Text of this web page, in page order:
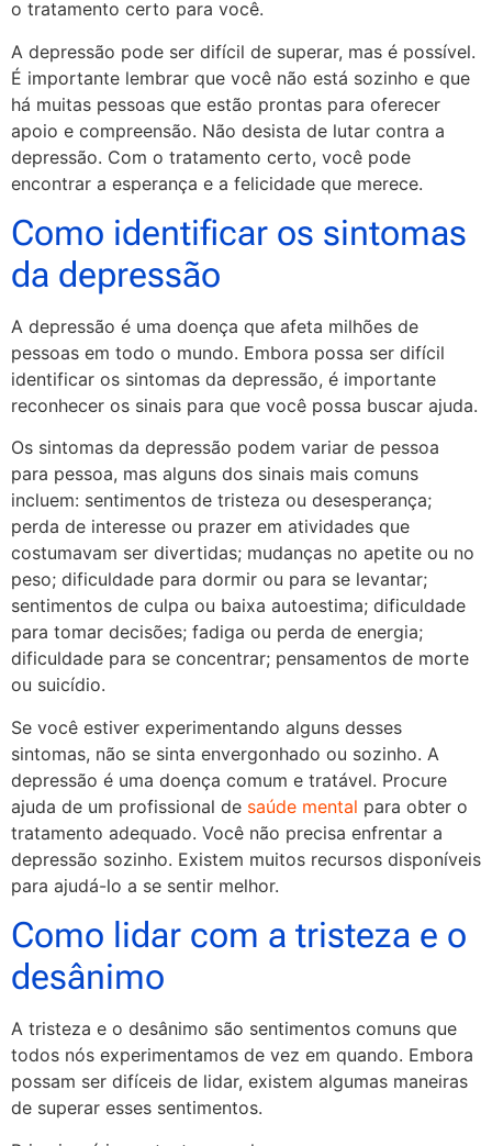
o tratamento certo para você.
A depressão pode ser difícil de superar, mas é possível.
É importante lembrar que você não está sozinho e que
há muitas pessoas que estão prontas para oferecer
apoio e compreensão. Não desista de lutar contra a
depressão. Com o tratamento certo, você pode
encontrar a esperança e a felicidade que merece.
Como identificar os sintomas
da depressão
A depressão é uma doença que afeta milhões de
pessoas em todo o mundo. Embora possa ser difícil
identificar os sintomas da depressão, é importante
reconhecer os sinais para que você possa buscar ajuda.
Os sintomas da depressão podem variar de pessoa
para pessoa, mas alguns dos sinais mais comuns
incluem: sentimentos de tristeza ou desesperança;
perda de interesse ou prazer em atividades que
costumavam ser divertidas; mudanças no apetite ou no
peso; dificuldade para dormir ou para se levantar;
sentimentos de culpa ou baixa autoestima; dificuldade
para tomar decisões; fadiga ou perda de energia;
dificuldade para se concentrar; pensamentos de morte
ou suicídio.
Se você estiver experimentando alguns desses
sintomas, não se sinta envergonhado ou sozinho. A
depressão é uma doença comum e tratável. Procure
ajuda de um profissional de saúde mental para obter o
tratamento adequado. Você não precisa enfrentar a
depressão sozinho. Existem muitos recursos disponíveis
para ajudá-lo a se sentir melhor.
Como lidar com a tristeza e o
desânimo
A tristeza e o desânimo são sentimentos comuns que
todos nós experimentamos de vez em quando. Embora
possam ser difíceis de lidar, existem algumas maneiras
de superar esses sentimentos.